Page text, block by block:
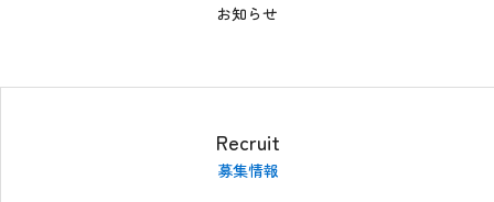
お知らせ
Recruit
募集情報